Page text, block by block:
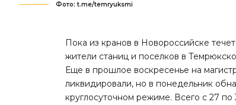
Фото: t.me/temryuksmi
Пока из кранов в Новороссийске
жители станиц и поселков в
Еще в прошлое воскресенье на
ликвидировали, но в понедельник
круглосуточном режиме. Всего с 27